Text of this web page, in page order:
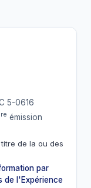
5-0616
émission
de la ou des
par
de l'Expérience